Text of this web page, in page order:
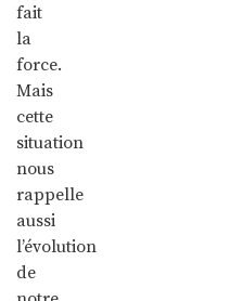
fait
la
force.
Mais
cette
situation
nous
rappelle
aussi
l’évolution
de